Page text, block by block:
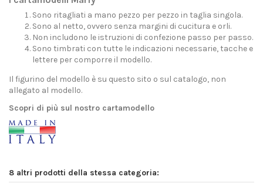
Sono ritagliati a mano pezzo per pezzo in taglia singola.
Sono al netto, ovvero senza margini di cucitura e orli.
Non includono le istruzioni di confezione passo per passo.
Sono timbrati con tutte le indicazioni necessarie, tacche e
lettere per comporre il modello.
Il figurino del modello è su questo sito o sul catalogo, non
allegato al modello.
Scopri di più sul nostro cartamodello
8 altri prodotti della stessa categoria: